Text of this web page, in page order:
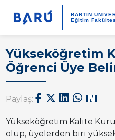
BARTIN
Eğitim
Yükseköğretim
Öğrenci Üye
Paylaş:
Yükseköğretim Kalite
olup, üyelerden biri